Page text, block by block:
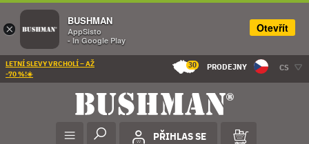
LETNÍ SLEVY VRCHOLÍ – AŽ
-70 %!☀️
30 PRODEJNY CS
PŘIHLAS SE
×
BUSHMAN
AppSisto
- In Google Play
Otevřít